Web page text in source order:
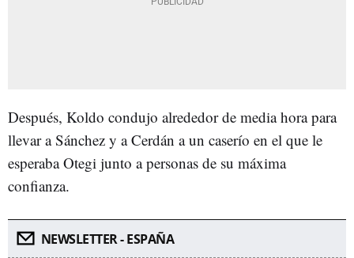
Después, Koldo condujo alrededor de media hora para
llevar a Sánchez y a Cerdán a un caserío en el que le
esperaba Otegi junto a personas de su máxima
confianza.
NEWSLETTER - ESPAÑA